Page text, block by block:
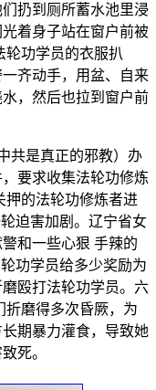
扔到厕所蓄水池里浸
着身子站在窗户前被
轮功学员的衣服扒
齐动手，用盆、自来
，然后也拉到窗户前
共是真正的邪教）办
要求收集法轮功修炼
押的法轮功修炼者进
迫害加剧。辽宁省女
和一些心狠 手辣的
功学员给多少奖励为
殴打法轮功学员。六
折磨得多次昏厥，为
期暴力灌食，导致她
死。